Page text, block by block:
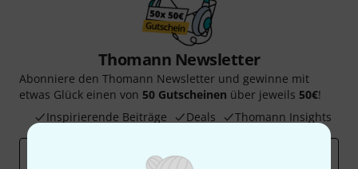
Thomann Newsletter
Abonniere den Thomann Newsletter und gewinne mit
etwas Glück einen von 50 Gutscheinen über jeweils 50€!
Inspirierende Beiträge
Deals Thomann Insights